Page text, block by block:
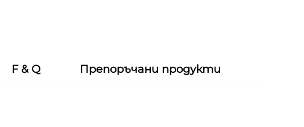
F & Q Препоръчани продукти